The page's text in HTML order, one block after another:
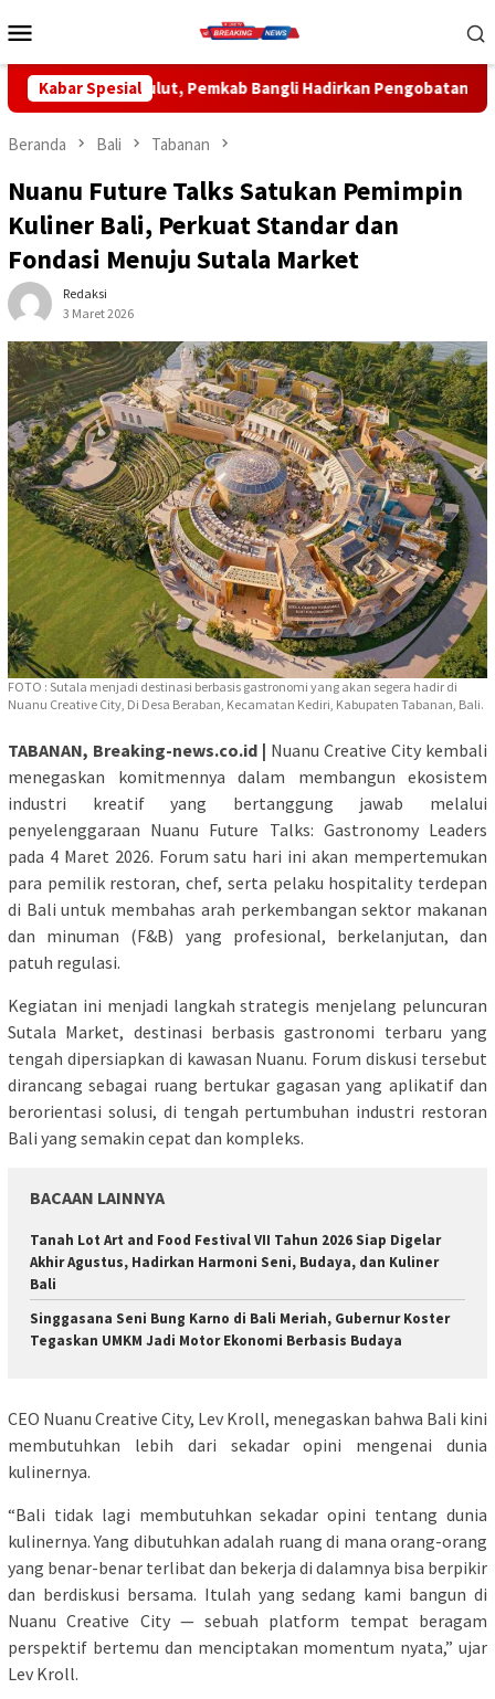
ke
Mobile
Kabar Spesial
Bangli Hadirkan Pengobatan Gratis di Empat Kecamatan
Beranda Bali Tabanan
Nuanu Future Talks Satukan Pemimpin
Kuliner Bali, Perkuat Standar dan
Fondasi Menuju Sutala Market
Redaksi
3 Maret 2026
FOTO : Sutala menjadi destinasi berbasis gastronomi yang akan segera hadir di
Nuanu Creative City, Di Desa Beraban, Kecamatan Kediri, Kabupaten Tabanan, Bali.
TABANAN, Breaking-news.co.id | Nuanu Creative City kembali
menegaskan komitmennya dalam membangun ekosistem
industri kreatif yang bertanggung jawab melalui
penyelenggaraan Nuanu Future Talks: Gastronomy Leaders
pada 4 Maret 2026. Forum satu hari ini akan mempertemukan
para pemilik restoran, chef, serta pelaku hospitality terdepan
di Bali untuk membahas arah perkembangan sektor makanan
dan minuman (F&B) yang profesional, berkelanjutan, dan
patuh regulasi.
Kegiatan ini menjadi langkah strategis menjelang peluncuran
Sutala Market, destinasi berbasis gastronomi terbaru yang
tengah dipersiapkan di kawasan Nuanu. Forum diskusi tersebut
dirancang sebagai ruang bertukar gagasan yang aplikatif dan
berorientasi solusi, di tengah pertumbuhan industri restoran
Bali yang semakin cepat dan kompleks.
BACAAN LAINNYA
Tanah Lot Art and Food Festival VII Tahun 2026 Siap Digelar
Akhir Agustus, Hadirkan Harmoni Seni, Budaya, dan Kuliner
Bali
Singgasana Seni Bung Karno di Bali Meriah, Gubernur Koster
Tegaskan UMKM Jadi Motor Ekonomi Berbasis Budaya
CEO Nuanu Creative City, Lev Kroll, menegaskan bahwa Bali kini
membutuhkan lebih dari sekadar opini mengenai dunia
kulinernya.
“Bali tidak lagi membutuhkan sekadar opini tentang dunia
kulinernya. Yang dibutuhkan adalah ruang di mana orang-orang
yang benar-benar terlibat dan bekerja di dalamnya bisa berpikir
dan berdiskusi bersama. Itulah yang sedang kami bangun di
Nuanu Creative City — sebuah platform tempat beragam
perspektif bertemu dan menciptakan momentum nyata,” ujar
Lev Kroll.